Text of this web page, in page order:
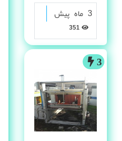
3 ماه پیش
3